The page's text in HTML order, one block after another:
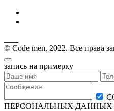
© Code men, 2022. Все права
запись на примерку
ПЕРСОНАЛЬНЫХ ДАННЫХ